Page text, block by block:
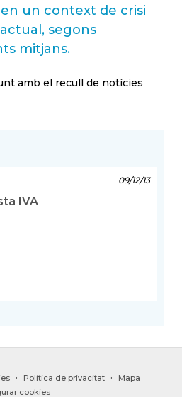
un context de crisi
segons
mitjans.
amb el recull de notícies
09/12/13
IVA
· Política de privacitat ·
Mapa
cookies